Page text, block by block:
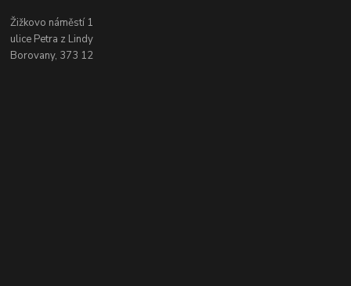
Žižkovo náměstí 1
ulice Petra z Lindy
Borovany, 373 12